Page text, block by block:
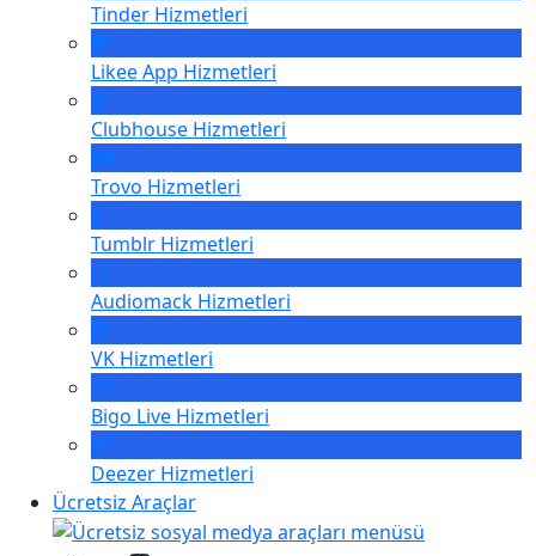
Tinder Hizmetleri
Likee App Hizmetleri
Clubhouse Hizmetleri
Trovo Hizmetleri
Tumblr Hizmetleri
Audiomack Hizmetleri
VK Hizmetleri
Bigo Live Hizmetleri
Deezer Hizmetleri
Ücretsiz Araçlar